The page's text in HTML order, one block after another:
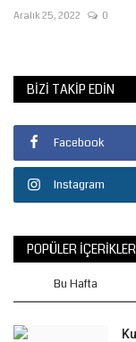
Aralık 25, 2022 0
BIZI TAKIP EDIN
Facebook
Instagram
POPÜLER İÇERIKLER
Bu Hafta